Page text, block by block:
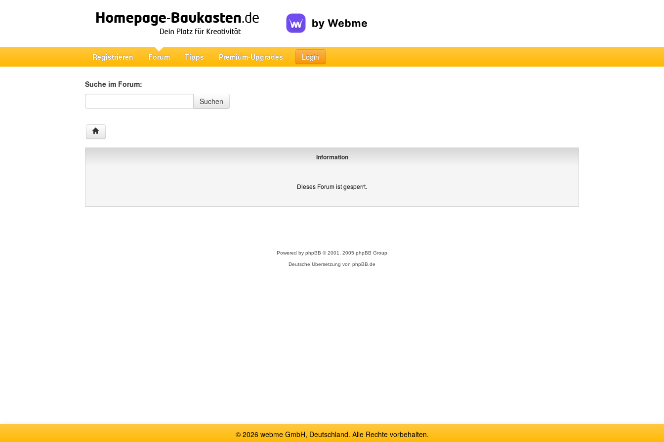
Registrieren Forum Tipps Premium-Upgrades Login
Suche im Forum:
Suche im Forum
Suchen
Information
Dieses Forum ist gesperrt.
Powered by phpBB © 2001, 2005 phpBB Group
Deutsche Übersetzung von phpBB.de
© 2026 webme GmbH, Deutschland. Alle Rechte vorbehalten.